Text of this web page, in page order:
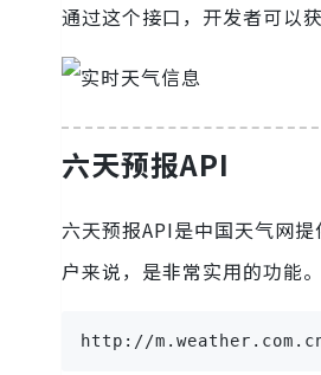
通过这个接口，开发者可以
六天预报API
六天预报API是中国天气网
户来说，是非常实用的功能
http://